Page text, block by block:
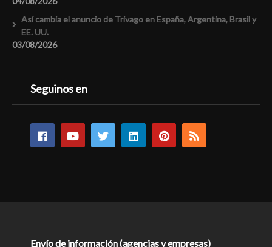
Así cambia el anuncio de Trivago en España, Argentina, Brasil y
EE. UU.
03/08/2026
Seguinos en
Envío de información (agencias y empresas)